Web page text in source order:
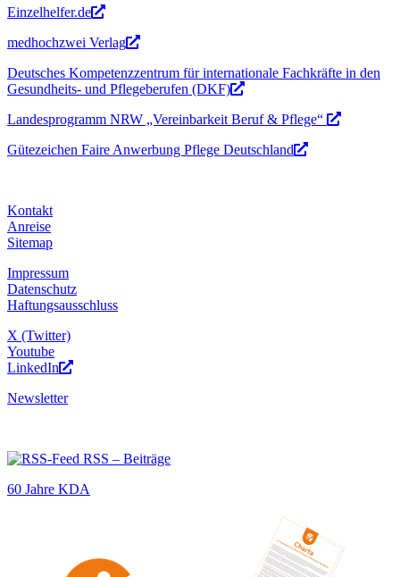
Einzelhelfer.de
medhochzwei Verlag
Deutsches Kompetenzzentrum für internationale Fachkräfte in den
Gesundheits- und Pflegeberufen (DKF)
Landesprogramm NRW „Vereinbarkeit Beruf & Pflege“
Gütezeichen Faire Anwerbung Pflege Deutschland
Kontakt
Anreise
Sitemap
Impressum
Datenschutz
Haftungsausschluss
X (Twitter)
Youtube
LinkedIn
Newsletter
RSS – Beiträge
60 Jahre KDA